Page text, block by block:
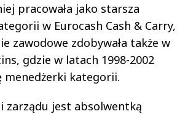
pracowała jako starsza
w Eurocash Cash & Carry,
zawodowe zdobywała także w
gdzie w latach 1998-2002
menedżerki kategorii.
zarządu jest absolwentką